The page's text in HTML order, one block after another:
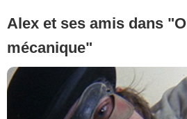
Alex et ses amis dans
mécanique"